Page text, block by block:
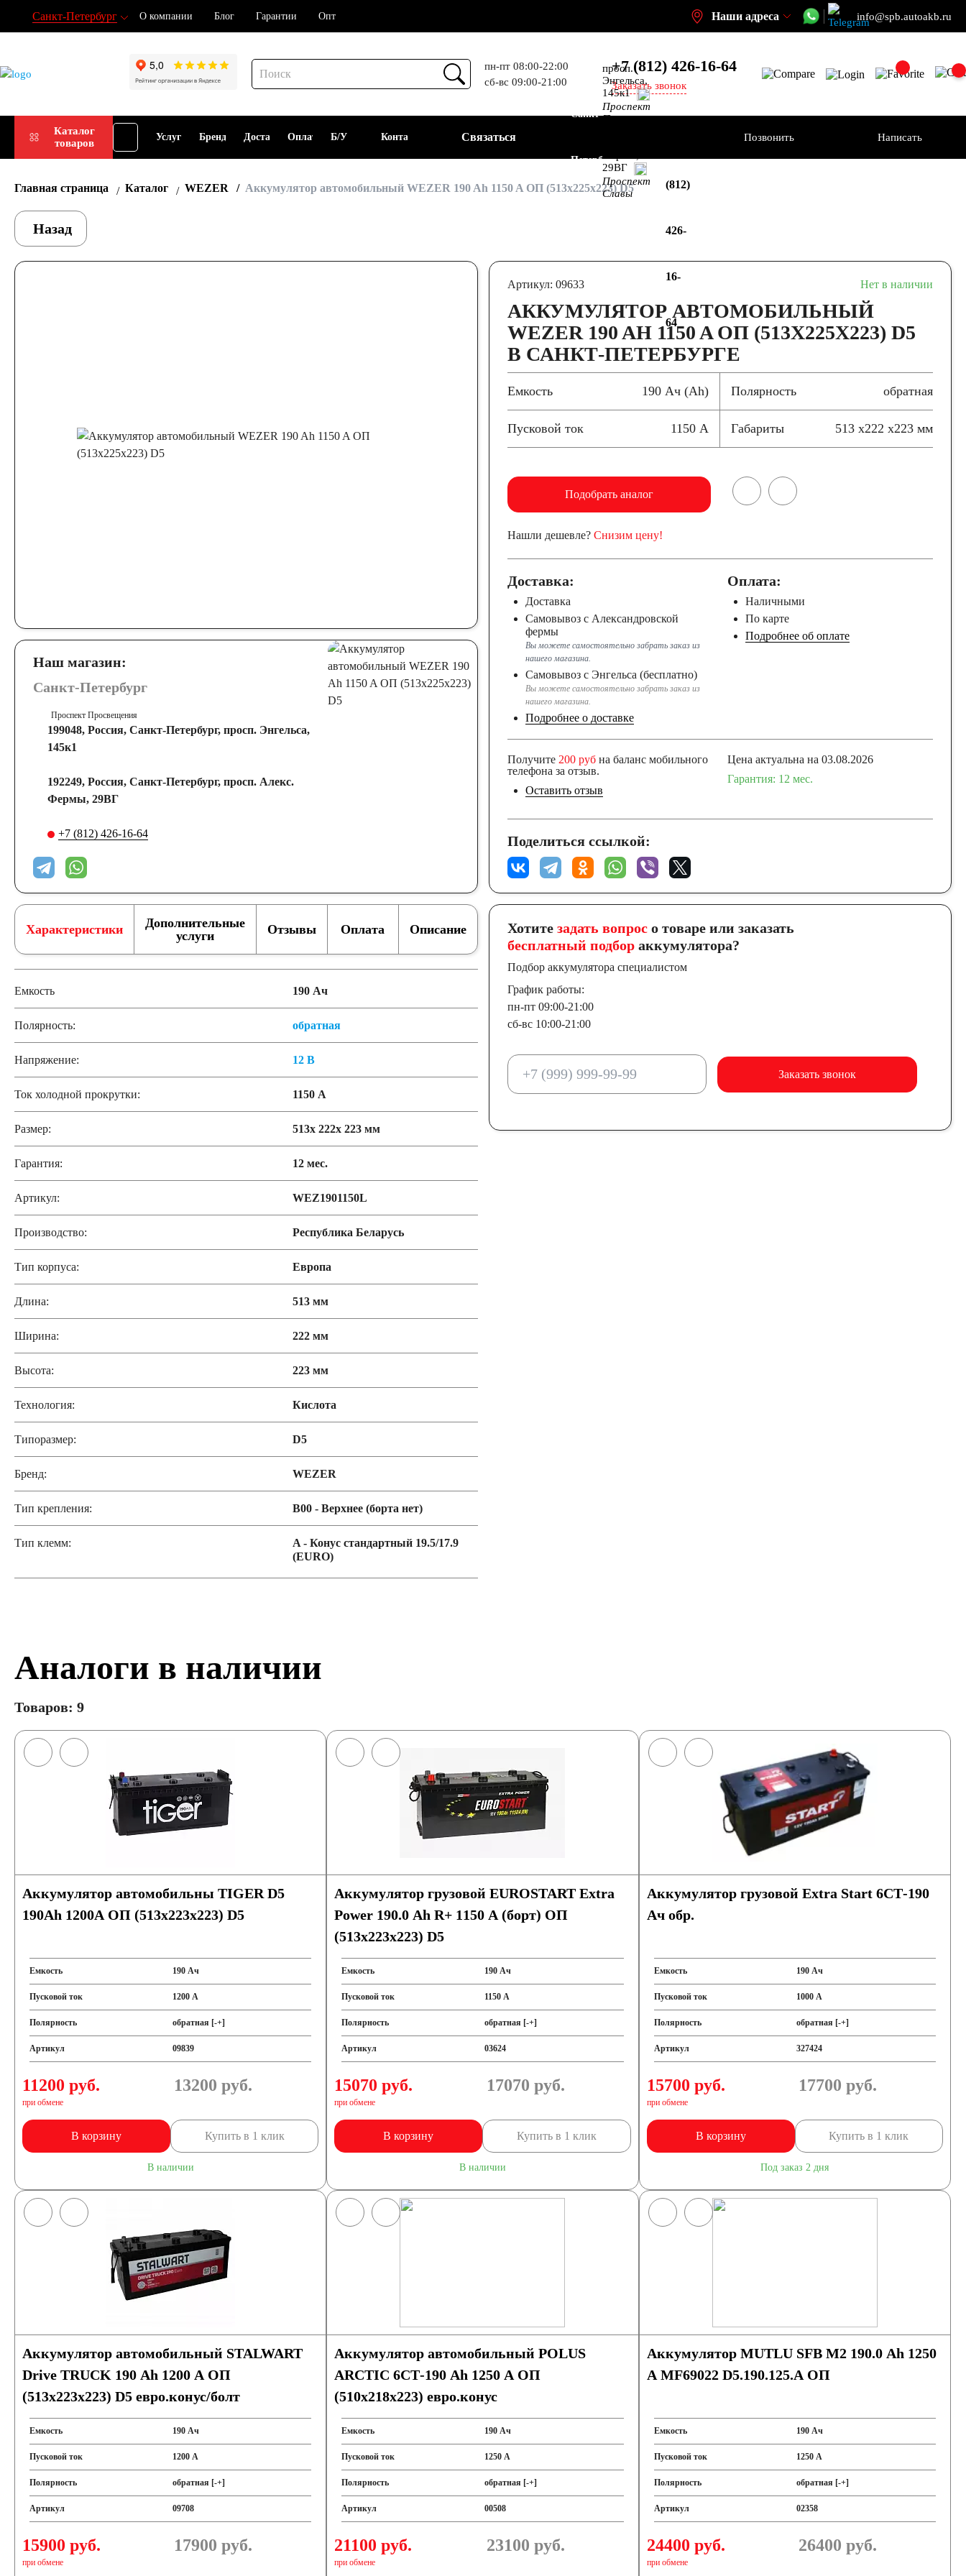
Санкт-Петербург О компании Блог Гарантии Опт Наши адреса info@spb.autoakb.ru
пн-пт 08:00-22:00
сб-вс 09:00-21:00
+7 (812) 426-16-64
Заказать звонок
Каталог
товаров
Подбор
АКБ
Услуги Бренды Доставка Оплата
Прием
Б/У Контакты Связаться
Санкт-
Петербург
просп.
Энгельса,
145к1
Проспект
Просвещения
29ВГ
Проспект
Славы
(812)
426-
16-
64
Позвонить Написать
Главная страница Каталог WEZER Аккумулятор автомобильный WEZER 190 Ah 1150 A ОП (513x225x223) D5
Назад
Наш магазин:
Санкт-Петербург
Проспект Просвещения
199048, Россия, Санкт-Петербург, просп. Энгельса,
145к1
192249, Россия, Санкт-Петербург, просп. Алекс.
Фермы, 29ВГ
+7 (812) 426-16-64
Артикул: 09633 Нет в наличии
АККУМУЛЯТОР АВТОМОБИЛЬНЫЙ
WEZER 190 AH 1150 A ОП (513X225X223) D5
В САНКТ-ПЕТЕРБУРГЕ
Емкость 190 Ач (Ah) Полярность обратная
Пусковой ток 1150 А Габариты 513 x222 x223 мм
Подобрать аналог
Нашли дешевле? Снизим цену!
Доставка:
Доставка
Самовывоз с Александровской
фермы
Вы можете самостоятельно забрать заказ из
нашего магазина.
Самовывоз с Энгельса (бесплатно)
Вы можете самостоятельно забрать заказ из
нашего магазина.
Подробнее о доставке
Оплата:
Наличными
По карте
Подробнее об оплате
Получите 200 рубна баланс мобильного
телефона за отзыв.
Оставить отзыв
Цена актуальна на 03.08.2026
Гарантия: 12 мес.
Поделиться ссылкой:
Характеристики
Дополнительные
услуги
Отзывы Оплата Описание
Емкость 190 Ач
Полярность: обратная
Напряжение: 12 В
Ток холодной прокрутки: 1150 А
Размер: 513x 222x 223 мм
Гарантия: 12 мес.
Артикул: WEZ1901150L
Производство: Республика Беларусь
Тип корпуса: Европа
Длина: 513 мм
Ширина: 222 мм
Высота: 223 мм
Технология: Кислота
Типоразмер: D5
Бренд: WEZER
Тип крепления: B00 - Верхнее (борта нет)
Тип клемм:
A - Конус стандартный 19.5/17.9
(EURO)
Хотите задать вопросо товаре или заказать
бесплатный подбораккумулятора?
Подбор аккумулятора специалистом
График работы:
пн-пт 09:00-21:00
сб-вс 10:00-21:00
Заказать звонок
Аналоги в наличии
Товаров: 9
Аккумулятор автомобильны TIGER D5
190Ah 1200A ОП (513x223x223) D5
Емкость 190 Ач
Пусковой ток 1200 А
Полярность обратная [-+]
Артикул 09839
11200 руб.
при обмене
13200 руб.
В корзину Купить в 1 клик
В наличии
Аккумулятор грузовой EUROSTART Extra
Power 190.0 Ah R+ 1150 A (борт) ОП
(513x223x223) D5
Емкость 190 Ач
Пусковой ток 1150 А
Полярность обратная [-+]
Артикул 03624
15070 руб.
при обмене
17070 руб.
В корзину Купить в 1 клик
В наличии
Аккумулятор грузовой Extra Start 6СТ-190
Ач обр.
Емкость 190 Ач
Пусковой ток 1000 А
Полярность обратная [-+]
Артикул 327424
15700 руб.
при обмене
17700 руб.
В корзину Купить в 1 клик
Под заказ 2 дня
Аккумулятор автомобильный STALWART
Drive TRUCK 190 Ah 1200 A ОП
(513x223x223) D5 евро.конус/болт
Емкость 190 Ач
Пусковой ток 1200 А
Полярность обратная [-+]
Артикул 09708
15900 руб.
при обмене
17900 руб.
Аккумулятор автомобильный POLUS
ARCTIC 6СТ-190 Ah 1250 A ОП
(510x218x223) евро.конус
Емкость 190 Ач
Пусковой ток 1250 А
Полярность обратная [-+]
Артикул 00508
21100 руб.
при обмене
23100 руб.
Аккумулятор MUTLU SFB M2 190.0 Ah 1250
A MF69022 D5.190.125.A ОП
Емкость 190 Ач
Пусковой ток 1250 А
Полярность обратная [-+]
Артикул 02358
24400 руб.
при обмене
26400 руб.